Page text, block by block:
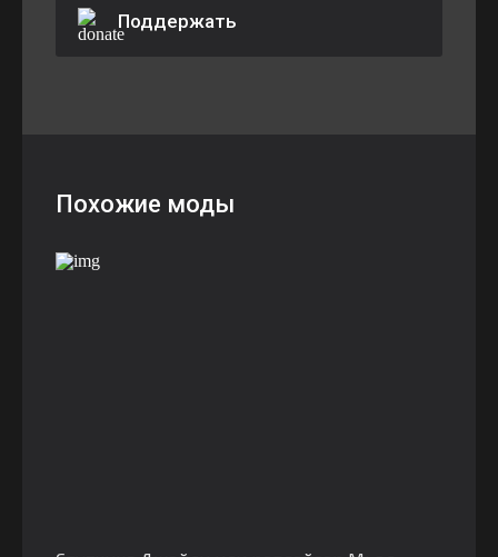
Поддержать
Похожие моды